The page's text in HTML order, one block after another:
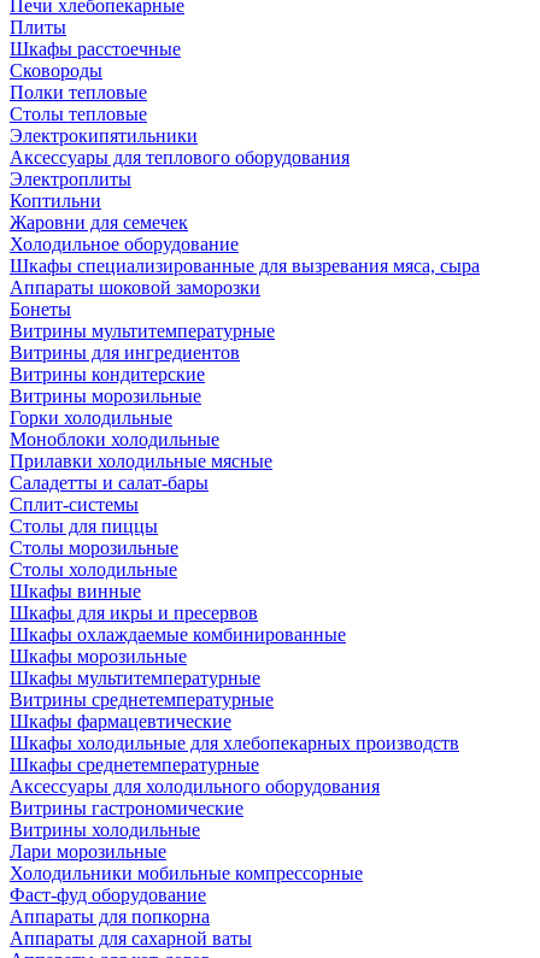
Печи хлебопекарные
Плиты
Шкафы расстоечные
Сковороды
Полки тепловые
Столы тепловые
Электрокипятильники
Аксессуары для теплового оборудования
Электроплиты
Коптильни
Жаровни для семечек
Холодильное оборудование
Шкафы специализированные для вызревания мяса, сыра
Аппараты шоковой заморозки
Бонеты
Витрины мультитемпературные
Витрины для ингредиентов
Витрины кондитерские
Витрины морозильные
Горки холодильные
Моноблоки холодильные
Прилавки холодильные мясные
Саладетты и салат-бары
Сплит-системы
Столы для пиццы
Столы морозильные
Столы холодильные
Шкафы винные
Шкафы для икры и пресервов
Шкафы охлаждаемые комбинированные
Шкафы морозильные
Шкафы мультитемпературные
Витрины среднетемпературные
Шкафы фармацевтические
Шкафы холодильные для хлебопекарных производств
Шкафы среднетемпературные
Аксессуары для холодильного оборудования
Витрины гастрономические
Витрины холодильные
Лари морозильные
Холодильники мобильные компрессорные
Фаст-фуд оборудование
Аппараты для попкорна
Аппараты для сахарной ваты